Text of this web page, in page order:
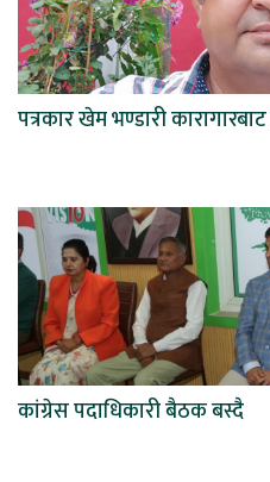
पत्रकार खेम भण्डारी कारागारबाट
कांग्रेस पदाधिकारी बैठक बस्दै